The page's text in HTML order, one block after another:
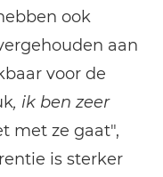
ook
aan
voor de
, ik ben zeer
met ze gaat",
is sterker